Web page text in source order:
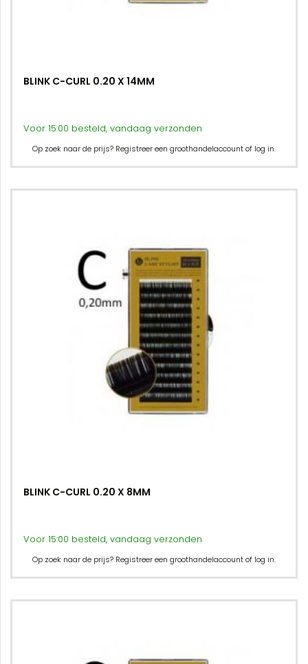
BLINK C-CURL 0.20 X 14MM
Voor 15:00 besteld, vandaag verzonden
Op zoek naar de prijs? Registreer een groothandelaccount of log in.
BLINK C-CURL 0.20 X 8MM
Voor 15:00 besteld, vandaag verzonden
Op zoek naar de prijs? Registreer een groothandelaccount of log in.